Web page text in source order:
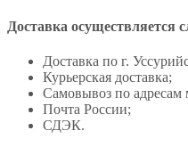
Доставка осуществляется
Доставка по г.
Курьерская доставка;
Самовывоз по адресам
Почта России;
СДЭК.